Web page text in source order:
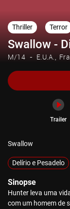
Thriller Terror
Swallow -
M/14 E.U.A.
Trailer
Swallow
Delírio e Pesadelo
Sinopse
Hunter leva uma
com um homem de